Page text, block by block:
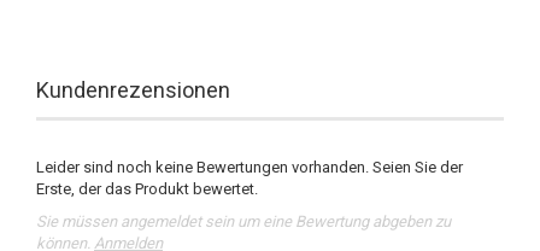
Kundenrezensionen
Leider sind noch keine Bewertungen vorhanden. Seien Sie der
Erste, der das Produkt bewertet.
Sie müssen angemeldet sein um eine Bewertung abgeben zu
können. Anmelden